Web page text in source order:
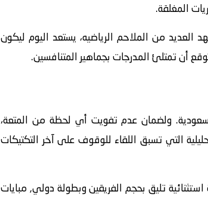
المغلقة.
من الملاحم الرياضيه، يستعد اليوم ليكون
أن تمتلئ المدرجات بجماهير المتنافسين.
03:30 بتوقيت المملكة العربية السعودية. ولضمان عدم تفويت أي لحظة من المتعة،
التي تسبق اللقاء للوقوف على آخر التكتيكات
تليق بحجم الفريقين وبطولة دولي, مبايات